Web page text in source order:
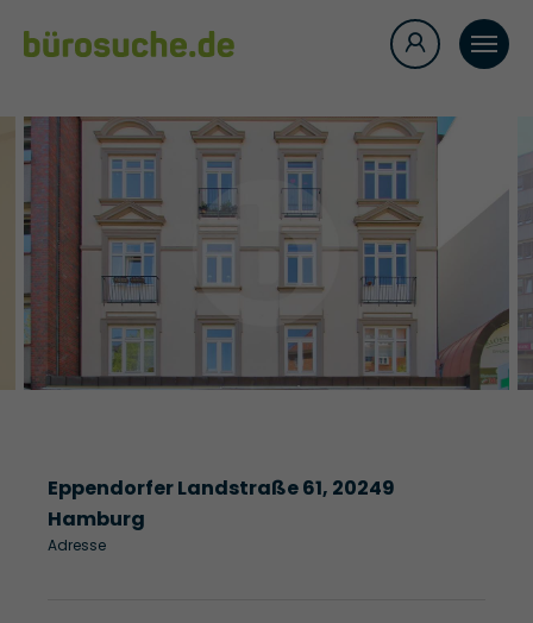
Eppendorfer Landstraße 61, 20249
Hamburg
Adresse